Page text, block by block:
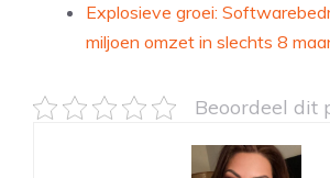
Explosieve groei:
miljoen omzet in slechts 8
Beoordeel dit